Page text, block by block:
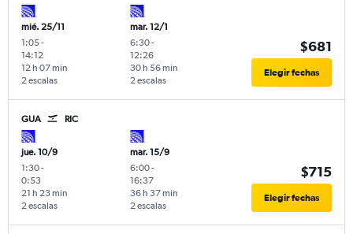
mié. 25/11
1:05-
14:12
2 escalas
12 h 07 min
mar. 12/1
6:30-
12:26
2 escalas
30 h 56 min
$681
Elegir fechas
GUA RIC
jue. 10/9
1:30-
0:53
2 escalas
21 h 23 min
mar. 15/9
6:00-
16:37
2 escalas
36 h 37 min
$715
Elegir fechas